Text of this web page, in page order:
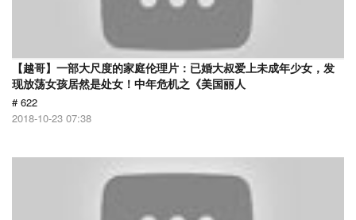
【越哥】一部大尺度的家庭伦理片：已婚大叔爱上未成年少女，发
现放荡女孩居然是处女！中年危机之《美国丽人
# 622
2018-10-23 07:38